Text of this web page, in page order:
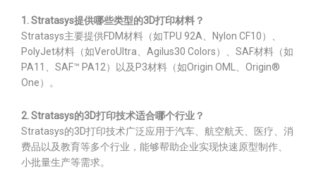
1. Stratasys提供哪些类型的3D打印材料？
Stratasys主要提供FDM材料（如TPU 92A、Nylon CF10）、
PolyJet材料（如VeroUltra、Agilus30 Colors）、SAF材料（如
PA11、SAF™ PA12）以及P3材料（如Origin OML、Origin®
One）。
2. Stratasys的3D打印技术适合哪个行业？
Stratasys的3D打印技术广泛应用于汽车、航空航天、医疗、消
费品以及教育等多个行业，能够帮助企业实现快速原型制作、
小批量生产等需求。